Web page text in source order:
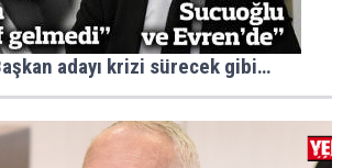
adayı krizi sürecek gibi…